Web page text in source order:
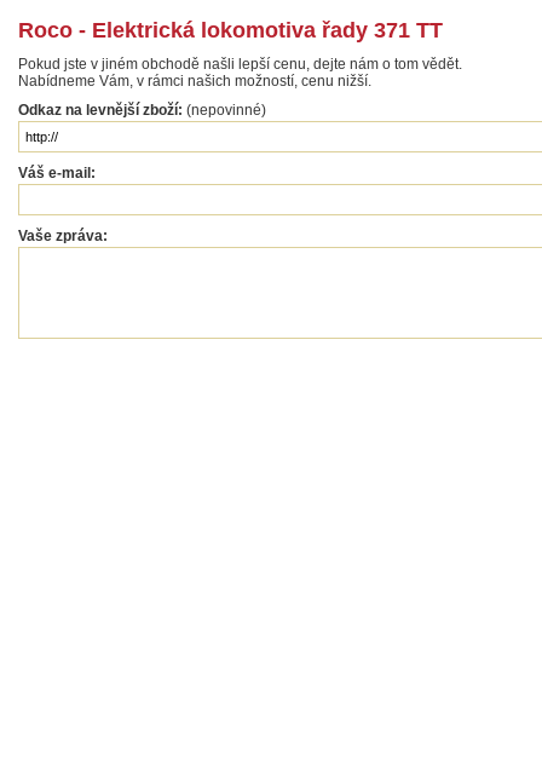
Roco - Elektrická lokomotiva řady 371 TT
Pokud jste v jiném obchodě našli lepší cenu, dejte nám o tom vědět.
Nabídneme Vám, v rámci našich možností, cenu nižší.
Odkaz na levnější zboží: (nepovinné)
Váš e-mail:
Vaše zpráva: